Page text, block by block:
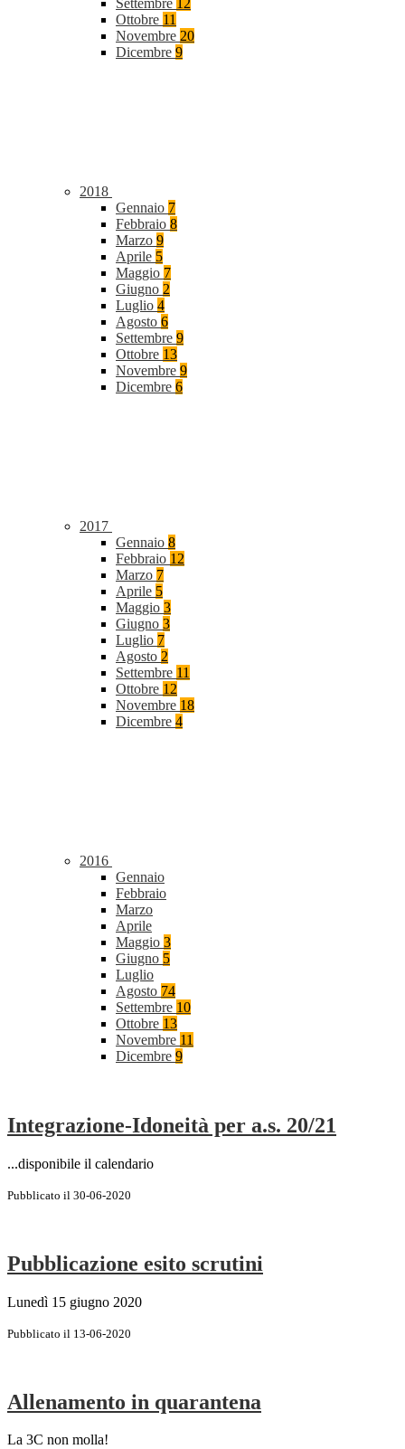
Settembre
12
Ottobre 11
Novembre 20
Dicembre 9
2018
Gennaio 7
Febbraio 8
Marzo 9
Aprile 5
Maggio 7
Giugno 2
Luglio 4
Agosto 6
Settembre 9
Ottobre 13
Novembre 9
Dicembre 6
2017
Gennaio 8
Febbraio 12
Marzo 7
Aprile 5
Maggio 3
Giugno 3
Luglio 7
Agosto 2
Settembre 11
Ottobre 12
Novembre 18
Dicembre 4
2016
Gennaio
Febbraio
Marzo
Aprile
Maggio 3
Giugno 5
Luglio
Agosto 74
Settembre 10
Ottobre 13
Novembre 11
Dicembre 9
Integrazione-Idoneità per a.s. 20/21
...disponibile il calendario
Pubblicato il 30-06-2020
Pubblicazione esito scrutini
Lunedì 15 giugno 2020
Pubblicato il 13-06-2020
Allenamento in quarantena
La 3C non molla!